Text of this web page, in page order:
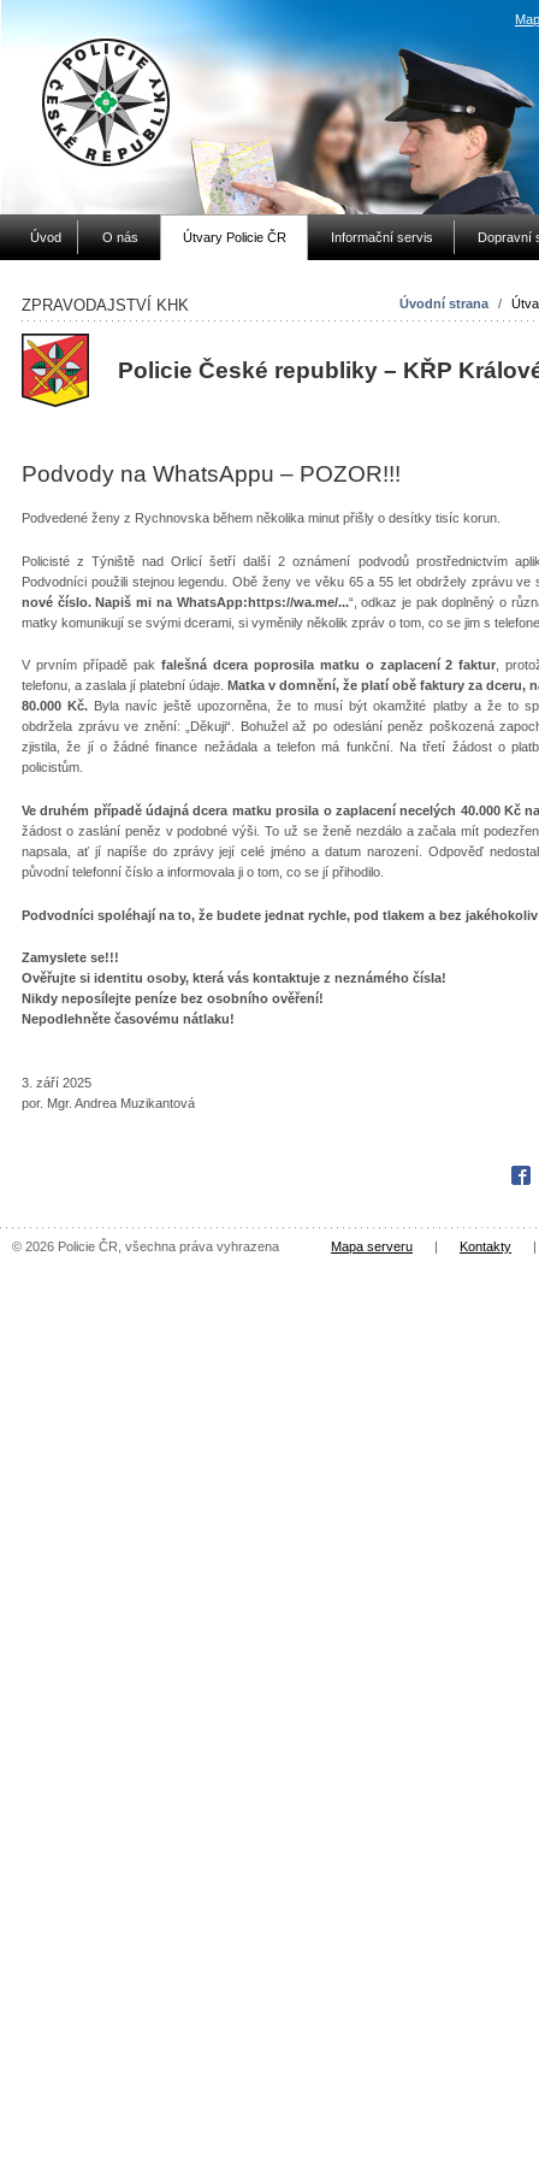
Úvod O nás Útvary Policie ČR Informační servis Dopravní
Úvodní strana /
ZPRAVODAJSTVÍ KHK
Policie České republiky – KŘP
Podvody na WhatsAppu – POZOR!!!
Podvedené ženy z Rychnovska během několika minut přišly o desítky tisíc korun.
Policisté z Týniště nad Orlicí šetří další 2 oznámení podvodů prostřednictvím
Podvodníci použili stejnou legendu. Obě ženy ve věku 65 a 55 let obdržely zprávu ve
nové číslo. Napiš mi na WhatsApp:https://wa.me/...“, odkaz je pak doplněný o
matky komunikují se svými dcerami, si vyměnily několik zpráv o tom, co se jim s
V prvním případě pak falešná dcera poprosila matku o zaplacení 2 faktur ,
telefonu, a zaslala jí platební údaje.
Matka v domnění, že platí obě faktury za dceru,
80.000 Kč. Byla navíc ještě upozorněna, že to musí být okamžité platby a že to
obdržela zprávu ve znění: „Děkuji“. Bohužel až po odeslání peněz poškozená
zjistila, že jí o žádné finance nežádala a telefon má funkční. Na třetí žádost o
policistům.
Ve druhém případě údajná dcera matku prosila o zaplacení necelých 40.000 Kč
žádost o zaslání peněz v podobné výši. To už se ženě nezdálo a začala mít
napsala, ať jí napíše do zprávy její celé jméno a datum narození. Odpověď
původní telefonní číslo a informovala ji o tom, co se jí přihodilo.
Podvodníci spoléhají na to, že budete jednat rychle, pod tlakem a bez
Zamyslete se!!!
Ověřujte si identitu osoby, která vás kontaktuje z neznámého čísla!
Nikdy neposílejte peníze bez osobního ověření!
Nepodlehněte časovému nátlaku!
3. září 2025
por. Mgr. Andrea Muzikantová
© 2026 Policie ČR, všechna práva vyhrazena Mapa serveru | Kontakty |